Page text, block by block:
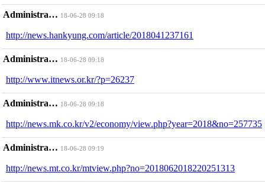
Administra… 18-06-28 09:18
http://news.hankyung.com/article/2018041237161
Administra… 18-06-28 09:18
http://www.itnews.or.kr/?p=26237
Administra… 18-06-28 09:18
http://news.mk.co.kr/v2/economy/view.php?year=2018&no=257735
Administra… 18-06-28 09:19
http://news.mt.co.kr/mtview.php?no=2018062018220251313